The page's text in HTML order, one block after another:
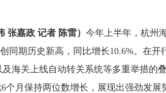
嘉政 记者 陈雷） 今年上半年，杭州
同期历史新高，同比增长10.6%。在开
海关上线自动转关系统等多重举措的
月保持两位数增长，展现出强劲发展